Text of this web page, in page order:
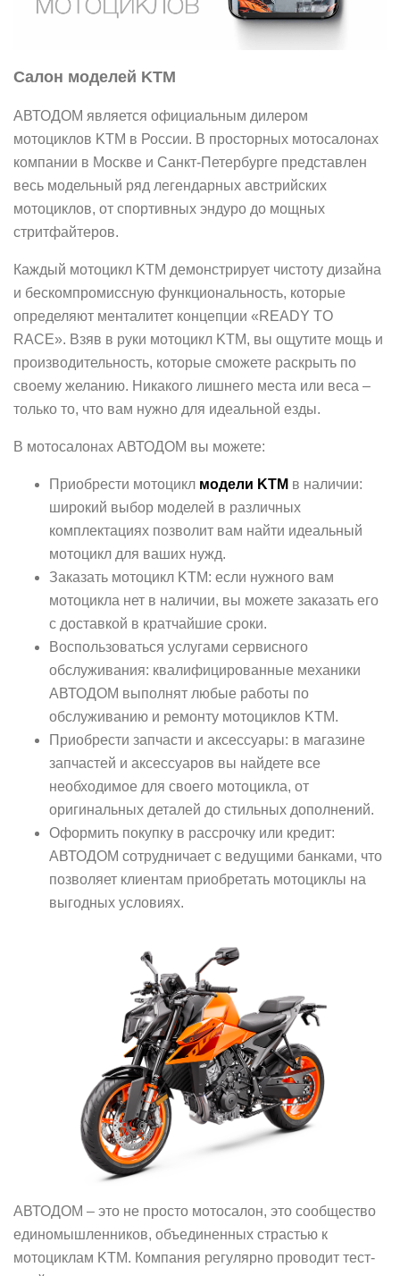
Салон моделей KTM
АВТОДОМ является официальным дилером
мотоциклов KTM в России. В просторных мотосалонах
компании в Москве и Санкт-Петербурге представлен
весь модельный ряд легендарных австрийских
мотоциклов, от спортивных эндуро до мощных
стритфайтеров.
Каждый мотоцикл KTM демонстрирует чистоту дизайна
и бескомпромиссную функциональность, которые
определяют менталитет концепции «READY TO
RACE». Взяв в руки мотоцикл KTM, вы ощутите мощь и
производительность, которые сможете раскрыть по
своему желанию. Никакого лишнего места или веса –
только то, что вам нужно для идеальной езды.
В мотосалонах АВТОДОМ вы можете:
Приобрести мотоцикл модели KTM в наличии:
широкий выбор моделей в различных
комплектациях позволит вам найти идеальный
мотоцикл для ваших нужд.
Заказать мотоцикл KTM: если нужного вам
мотоцикла нет в наличии, вы можете заказать его
с доставкой в кратчайшие сроки.
Воспользоваться услугами сервисного
обслуживания: квалифицированные механики
АВТОДОМ выполнят любые работы по
обслуживанию и ремонту мотоциклов KTM.
Приобрести запчасти и аксессуары: в магазине
запчастей и аксессуаров вы найдете все
необходимое для своего мотоцикла, от
оригинальных деталей до стильных дополнений.
Оформить покупку в рассрочку или кредит:
АВТОДОМ сотрудничает с ведущими банками, что
позволяет клиентам приобретать мотоциклы на
выгодных условиях.
АВТОДОМ – это не просто мотосалон, это сообщество
единомышленников, объединенных страстью к
мотоциклам KTM. Компания регулярно проводит тест-